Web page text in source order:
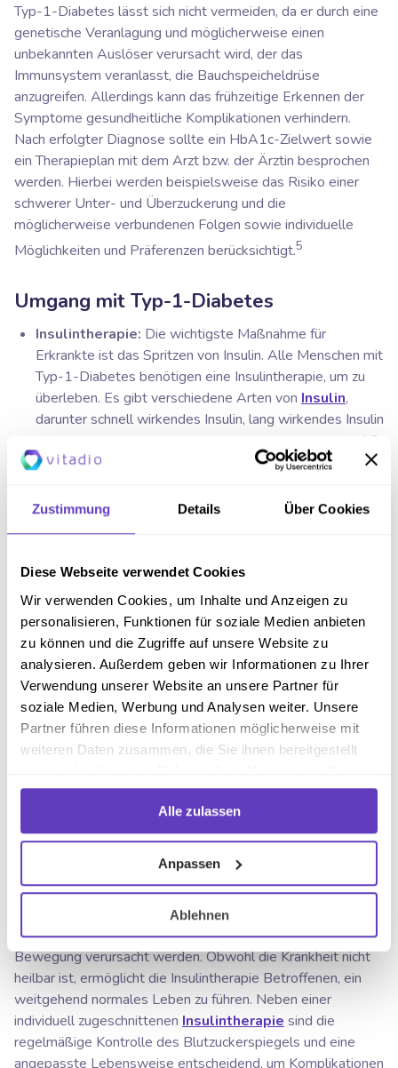
Zustimmung Details Über Cookies
Diese Webseite verwendet Cookies
Wir verwenden Cookies, um Inhalte und Anzeigen zu
personalisieren, Funktionen für soziale Medien anbieten
zu können und die Zugriffe auf unsere Website zu
analysieren. Außerdem geben wir Informationen zu Ihrer
Verwendung unserer Website an unsere Partner für
soziale Medien, Werbung und Analysen weiter. Unsere
Partner führen diese Informationen möglicherweise mit
weiteren Daten zusammen, die Sie ihnen bereitgestellt
gesammelt haben.
Alle zulassen
Anpassen
Ablehnen
Typ-1-Diabetes lässt sich nicht vermeiden, da er durch eine
genetische Veranlagung und möglicherweise einen
unbekannten Auslöser verursacht wird, der das
Immunsystem veranlasst, die Bauchspeicheldrüse
anzugreifen. Allerdings kann das frühzeitige Erkennen der
Symptome gesundheitliche Komplikationen verhindern.
Nach erfolgter Diagnose sollte ein HbA1c-Zielwert sowie
ein Therapieplan mit dem Arzt bzw. der Ärztin besprochen
werden. Hierbei werden beispielsweise das Risiko einer
schwerer Unter- und Überzuckerung und die
möglicherweise verbundenen Folgen sowie individuelle
Möglichkeiten und Präferenzen berücksichtigt.5
Umgang mit Typ-1-Diabetes
Insulintherapie: Die wichtigste Maßnahme für
Erkrankte ist das Spritzen von Insulin. Alle Menschen mit
Typ-1-Diabetes benötigen eine Insulintherapie, um zu
überleben. Es gibt verschiedene Arten von Insulin,
darunter schnell wirkendes Insulin, lang wirkendes Insulin
und Intermediärinsulin (dazwischen liegendes Insulin).
6,7
Blutzuckerkontrolle:
Menschen mit Typ-1-Diabetes
kontrollieren.1 Dies kann mit herkömmlichen
Blutzuckermessgeräten oder kontinuierlich messenden
Ernährung und regelmäßige körperliche Betätigung
können dabei helfen, den Diabetes in den Griff zu
bekommen und ein gesundes Gewicht zu halten.
Aufklärung:Die Vermittlung von Wissen über Diabetes
und ein aktives Selbstmanagement können die
Blutzuckereinstellung und die Lebensqualität
verbessern.
Fazit
Typ-1-Diabetes ist eine komplexe Autoimmunerkrankung,
die durch eine eingestellte Insulinproduktion der
Bauchspeicheldrüse gekennzeichnet ist. Im Gegensatz zum
häufigeren Typ-2-Diabetes tritt Typ-1-Diabetes
vorwiegend bei Kindern und jungen Erwachsenen auf und
kann nicht durch Lebensstilfaktoren wie Ernährung oder
Bewegung verursacht werden. Obwohl die Krankheit nicht
heilbar ist, ermöglicht die Insulintherapie Betroffenen, ein
weitgehend normales Leben zu führen. Neben einer
individuell zugeschnittenen Insulintherapie sind die
regelmäßige Kontrolle des Blutzuckerspiegels und eine
angepasste Lebensweise entscheidend, um Komplikationen